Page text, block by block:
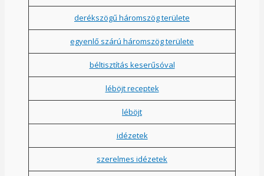
derékszögű háromszög területe
egyenlő szárú háromszög területe
béltisztítás keserűsóval
léböjt receptek
léböjt
idézetek
szerelmes idézetek